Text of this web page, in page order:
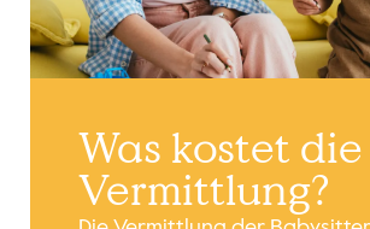
Was kostet die
Vermittlung?